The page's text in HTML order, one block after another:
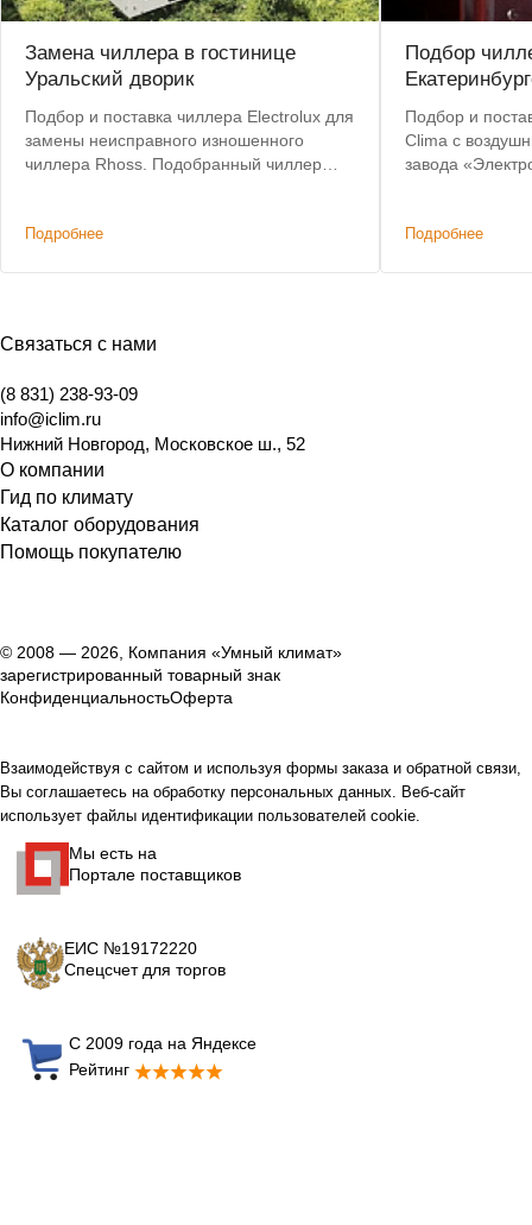
Замена чиллера в гостинице
Уральский дворик
Подбор и поставка чиллера Electrolux для
замены неисправного изношенного
чиллера Rhoss. Подобранный чиллер
изменений.
Подробнее
Подбор
Подбор и
Clima с
завода
Подробнее
Связаться с нами
(8 831) 238-93-09
info@iclim.ru
Нижний Новгород, Московское ш., 52
О компании
Гид по климату
Каталог оборудования
Помощь покупателю
© 2008 — 2026, Компания «Умный климат»
зарегистрированный товарный знак
КонфиденциальностьОферта
Взаимодействуя с сайтом и используя формы заказа и обратной связи,
Вы соглашаетесь на обработку персональных данных. Веб-сайт
использует файлы идентификации пользователей cookie.
Мы есть на
Портале поставщиков
ЕИС №19172220
Спецсчет для торгов
С 2009 года на Яндексе
Рейтинг